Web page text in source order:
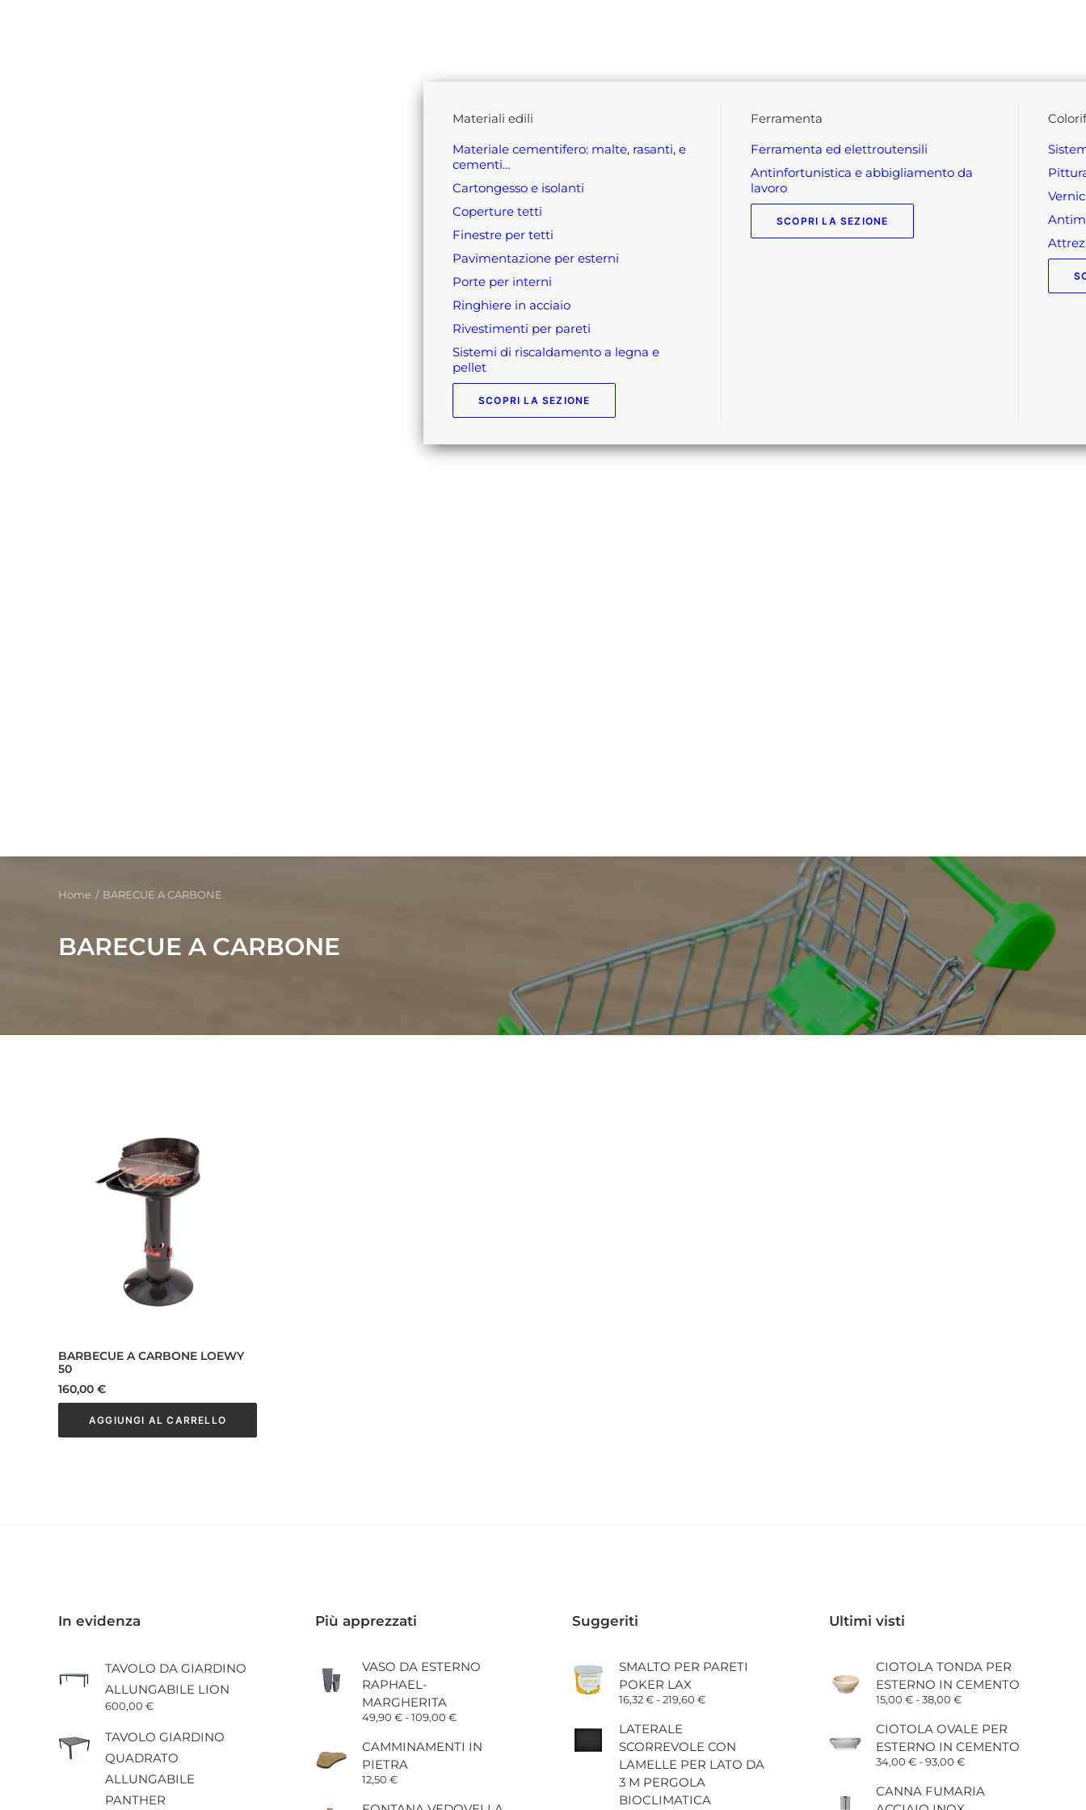
materiali edili
materiale cementifero: malte, rasanti, e
cementi…
cartongesso e isolanti
coperture tetti
finestre per tetti
pavimentazione per esterni
porte per interni
ringhiere in acciaio
rivestimenti per pareti
sistemi di riscaldamento a legna e
pellet
SCOPRI LA SEZIONE
ferramenta
ferramenta ed elettroutensili
antinfortunistica e abbigliamento da
lavoro
SCOPRI LA SEZIONE
Home BARECUE A CARBONE
BARECUE A CARBONE
BARBECUE A CARBONE LOEWY
50
160,00 €
AGGIUNGI AL CARRELLO
In evidenza
TAVOLO DA GIARDINO
ALLUNGABILE LION
600,00 €
TAVOLO GIARDINO
QUADRATO
ALLUNGABILE
PANTHER
Più apprezzati
VASO DA ESTERNO
RAPHAEL-
MARGHERITA
49,90 €-109,00 €Fascia
prezzo:
da
CAMMINAMENTI IN
PIETRA
12,50 €
Suggeriti
SMALTO PER PARETI
POKER LAX
16,32€-219,60 €Fascia
16,32 €
a
219,60 €
LATERALE
SCORREVOLE CON
LAMELLE PER LATO DA
3 M PERGOLA
BIOCLIMATICA
Ultimi visti
CIOTOLA TONDA PER
ESTERNO IN CEMENTO
15,00 €-38,00 €Fascia
prezzo:
da
15,00 €
a
CIOTOLA OVALE PER
ESTERNO IN CEMENTO
34,00 €-93,00 €Fascia
prezzo:
da
CANNA FUMARIA